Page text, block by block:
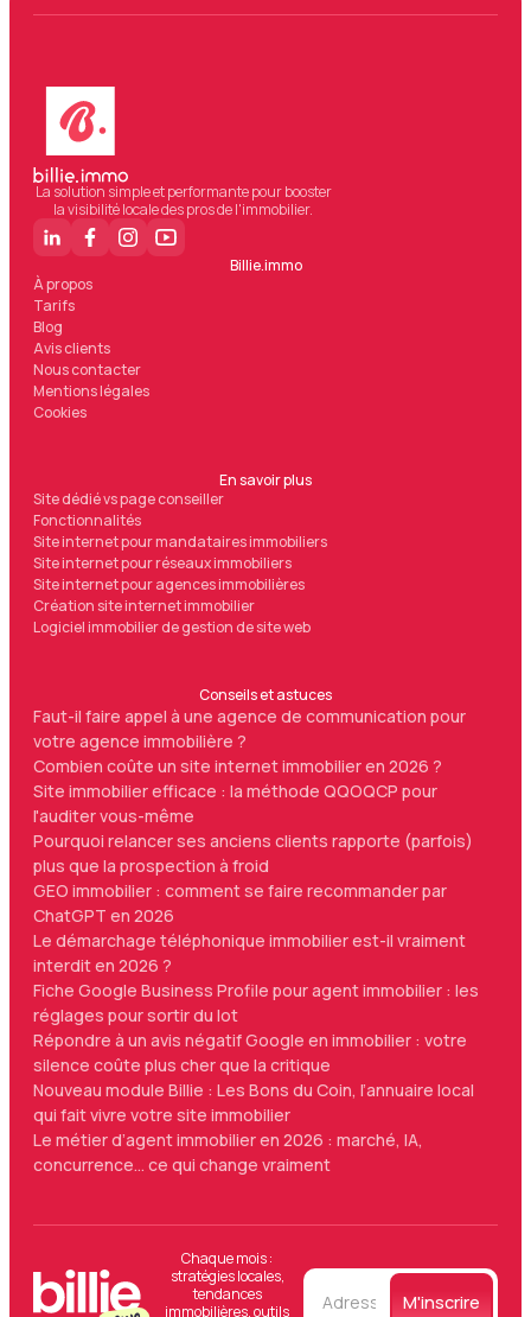
La solution simple et performante pour booster
la visibilité locale des pros de l'immobilier.
Billie.immo
À propos
Tarifs
Blog
Avis clients
Nous contacter
Mentions légales
Cookies
En savoir plus
Site dédié vs page conseiller
Fonctionnalités
Site internet pour mandataires immobiliers
Site internet pour réseaux immobiliers
Site internet pour agences immobilières
Création site internet immobilier
Logiciel immobilier de gestion de site web
Conseils et astuces
Faut-il faire appel à une agence de communication pour
votre agence immobilière ?
Combien coûte un site internet immobilier en 2026 ?
Site immobilier efficace : la méthode QQOQCP pour
l'auditer vous-même
Pourquoi relancer ses anciens clients rapporte (parfois)
plus que la prospection à froid
GEO immobilier : comment se faire recommander par
ChatGPT en 2026
Le démarchage téléphonique immobilier est-il vraiment
interdit en 2026 ?
Fiche Google Business Profile pour agent immobilier : les
réglages pour sortir du lot
Répondre à un avis négatif Google en immobilier : votre
silence coûte plus cher que la critique
Nouveau module Billie : Les Bons du Coin, l’annuaire local
qui fait vivre votre site immobilier
Le métier d’agent immobilier en 2026 : marché, IA,
concurrence… ce qui change vraiment
Chaque mois :
stratégies locales,
tendances
immobilières, outils